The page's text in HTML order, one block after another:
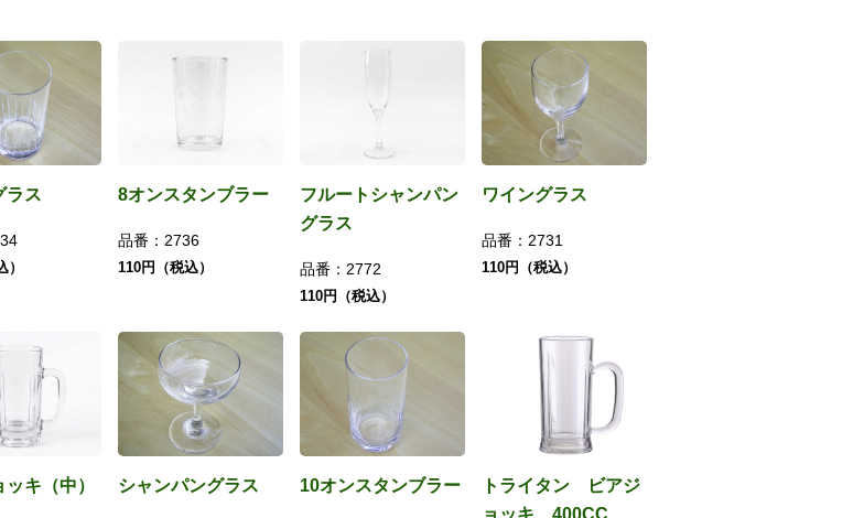
ラス 8オンスタンブラー
品番： 2736
110円（税込）
フルートシャンパン
グラス
品番： 2772
110円（税込）
ワイングラス
品番： 2731
110円（税込）
ッキ（中） シャンパングラス 10オンスタンブラー
トライタン ビアジ
ョッキ 400CC